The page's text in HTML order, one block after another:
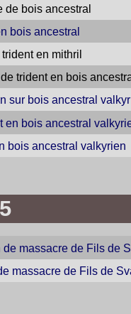
de bois ancestral
bois ancestral
en mithril
trident en bois
sur bois ancestral
en bois ancestral
bois ancestral valkyrien
de massacre de Fils de
massacre de Fils de